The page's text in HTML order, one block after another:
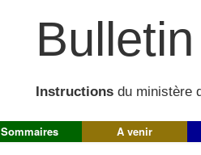
Instructions du ministère
Sommaires A venir